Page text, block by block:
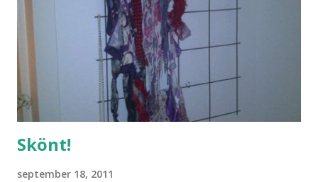
Skönt!
september 18, 2011